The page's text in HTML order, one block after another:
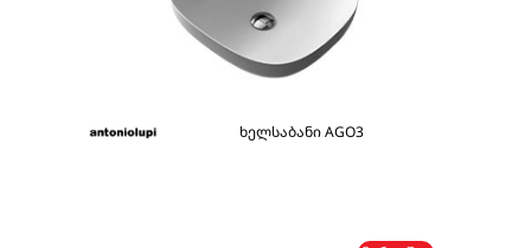
ხელსაბანი AGO3